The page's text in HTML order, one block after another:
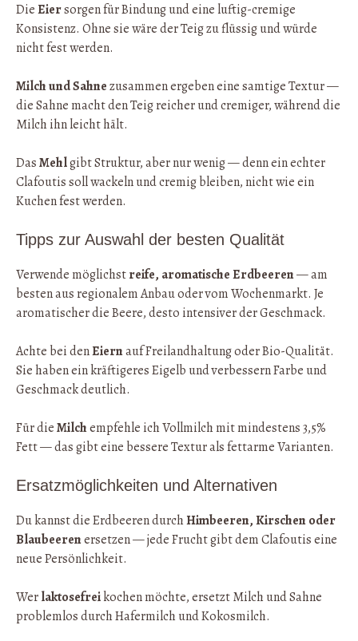
DieEiersorgen für Bindung und eine luftig-cremige
Konsistenz. Ohne sie wäre der Teig zu flüssig und würde
nicht fest werden.
Milch und Sahnezusammen ergeben eine samtige Textur —
die Sahne macht den Teig reicher und cremiger, während die
Milch ihn leicht hält.
DasMehlgibt Struktur, aber nur wenig — denn ein echter
Clafoutis soll wackeln und cremig bleiben, nicht wie ein
Kuchen fest werden.
Tipps zur Auswahl der besten Qualität
Verwende möglichstreife, aromatische Erdbeeren— am
besten aus regionalem Anbau oder vom Wochenmarkt. Je
aromatischer die Beere, desto intensiver der Geschmack.
Achte bei denEiernauf Freilandhaltung oder Bio-Qualität.
Sie haben ein kräftigeres Eigelb und verbessern Farbe und
Geschmack deutlich.
Für dieMilchempfehle ich Vollmilch mit mindestens 3,5%
Fett — das gibt eine bessere Textur als fettarme Varianten.
Ersatzmöglichkeiten und Alternativen
Du kannst die Erdbeeren durchHimbeeren, Kirschen oder
Blaubeerenersetzen — jede Frucht gibt dem Clafoutis eine
neue Persönlichkeit.
Werlaktosefreikochen möchte, ersetzt Milch und Sahne
problemlos durch Hafermilch und Kokosmilch.